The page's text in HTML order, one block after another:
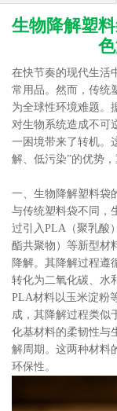
生物降解塑
在快节奏的现代生活
常用品。然而，传统
为全球性环境难题。
对生物系统造成不可
一困境带来了转机。
解、低污染”的优势
一、生物降解塑料袋
与传统塑料袋不同，
过引入PLA（聚乳酸
酯共聚物）等新型材
降解。其降解过程遵
转化为二氧化碳、水
PLA材料以玉米淀粉
成，其降解过程类似
化基材料的柔韧性与
解周期。这两种材料
环保性。